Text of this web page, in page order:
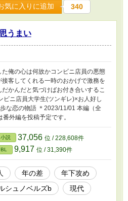
気に入りに追加 340
うまい
俺の心は何故かコンビニ店員の悪態
客してくれる一時のおかげで激務を
かんだと気づけばお付き合いするこ
ニ店員大学生(ツンギレ)×お人好し
な恋の物語 ＊2023/11/01 本編（全
外編を投稿予定です。
小説 37,056 位 / 228,608件
BL 9,917 位 / 31,390件
年の差
年下攻め
シュノベルズb
現代